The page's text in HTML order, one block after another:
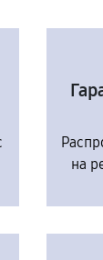
на